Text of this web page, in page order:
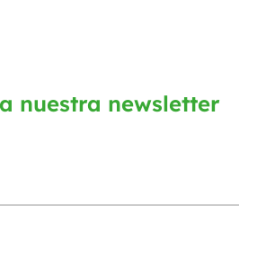
nuestra newsletter